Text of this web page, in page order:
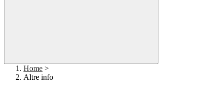
Home >
Altre info